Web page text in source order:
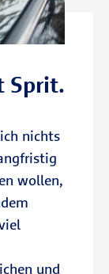
Sprit.
nichts
wollen,
und